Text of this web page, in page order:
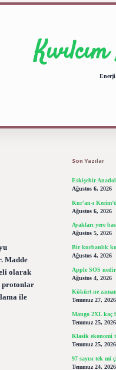
Madde
olarak
protonlar
ile
Son Yazılar
Eskişehir
Ağustos 6, 2026
Kur’an-ı
Ağustos 6, 2026
Ayakları yere
Ağustos 5, 2026
Bir kurbanlık
Ağustos 4, 2026
Apple SOS
Ağustos 4, 2026
Kükürt ne
Temmuz 27, 2026
Mango 2XL kaç
Temmuz 25, 2026
Klasik ekonomi
Temmuz 25, 2026
97 sayısı tek mi
Temmuz 24, 2026